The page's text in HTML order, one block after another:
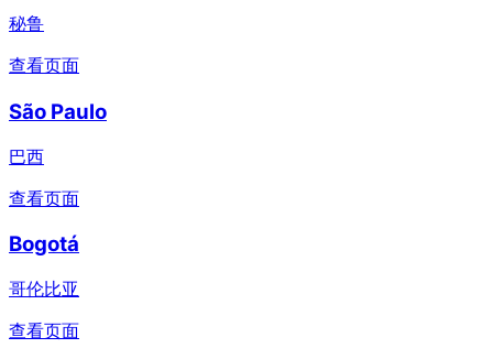
秘鲁
查看页面
São Paulo
巴西
查看页面
Bogotá
哥伦比亚
查看页面